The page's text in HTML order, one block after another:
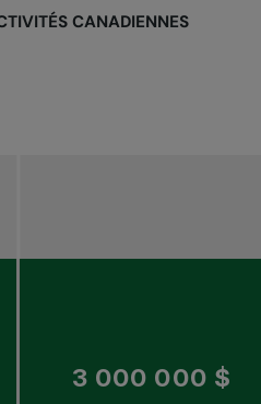
CANADIENNES
3 000 000 $